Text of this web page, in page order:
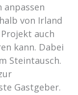
anpassen
von Irland
auch
kann. Dabei
Steintausch.
Gastgeber.